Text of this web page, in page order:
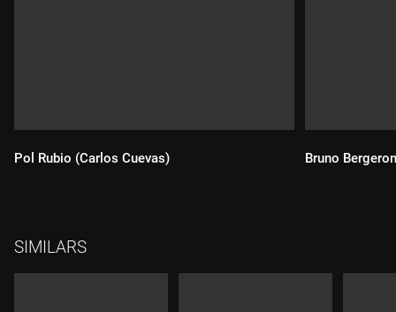
Pol Rubio (Carlos Cuevas) Bruno
SIMILARS